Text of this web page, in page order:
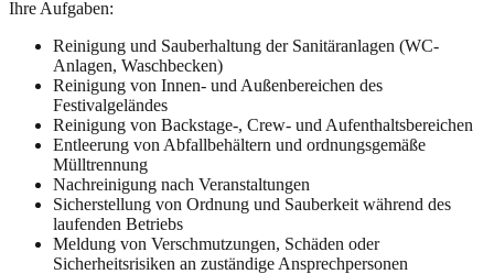
Ihre Aufgaben:
Reinigung und Sauberhaltung der Sanitäranlagen (WC-
Anlagen, Waschbecken)
Reinigung von Innen- und Außenbereichen des
Festivalgeländes
Reinigung von Backstage-, Crew- und Aufenthaltsbereichen
Entleerung von Abfallbehältern und ordnungsgemäße
Mülltrennung
Nachreinigung nach Veranstaltungen
Sicherstellung von Ordnung und Sauberkeit während des
laufenden Betriebs
Meldung von Verschmutzungen, Schäden oder
Sicherheitsrisiken an zuständige Ansprechpersonen